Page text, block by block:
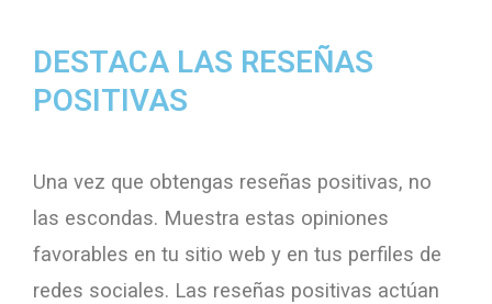
DESTACA LAS RESEÑAS
POSITIVAS
Una vez que obtengas reseñas positivas, no
las escondas. Muestra estas opiniones
favorables en tu sitio web y en tus perfiles de
redes sociales. Las reseñas positivas actúan